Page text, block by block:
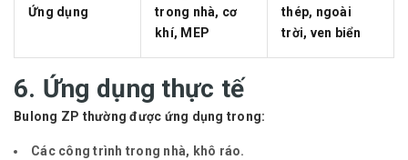
Ứng dụng
trong nhà, cơ
khí, MEP
thép, ngoài
trời, ven biển
6. Ứng dụng thực tế
Bulong ZP thường được ứng dụng trong:
Các công trình trong nhà, khô ráo.